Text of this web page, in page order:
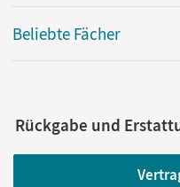
Beliebte Fächer
Rückgabe und